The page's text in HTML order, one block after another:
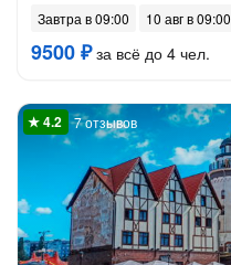
Завтра в 09:00 10 авг в 09:00
9500 ₽за всё до 4 чел.
7 отзывов